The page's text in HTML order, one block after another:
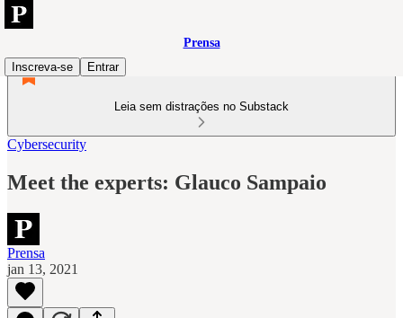
Prensa
Inscreva-se
Entrar
Leia sem distrações no Substack
Cybersecurity
Meet the experts: Glauco Sampaio
Prensa
jan 13, 2021